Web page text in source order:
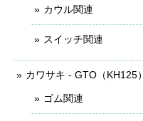
カウル関連
スイッチ関連
カワサキ - GTO（KH125）
ゴム関連